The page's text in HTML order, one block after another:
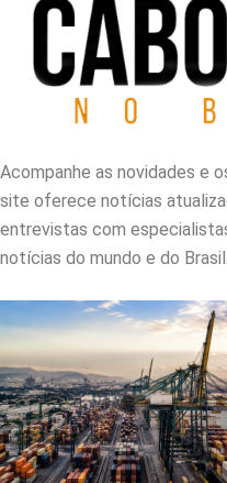
Acompanhe as novidades e
site oferece notícias
entrevistas com
notícias do mundo e do Brasil.